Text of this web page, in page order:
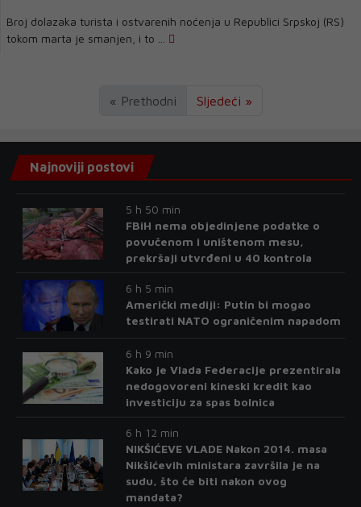
Broj dolazaka turista i ostvarenih noćenja u Republici Srpskoj (RS)
tokom marta je smanjen, i to ...
« Prethodni Sljedeći »
Najnoviji postovi
5 h 50 min
FBiH nema objedinjene podatke o
povučenom i uništenom mesu,
prekršaji utvrđeni u 40 kontrola
6 h 5 min
Američki mediji: Putin bi mogao
testirati NATO ograničenim napadom
6 h 9 min
Kako je Vlada Federacije prezentirala
nedogovoreni kineski kredit kao
investiciju za spas bolnica
6 h 12 min
NIKŠIĆEVE VLADE Nakon 2014. masa
Nikšićevih ministara završila je na
sudu, što će biti nakon ovog
mandata?